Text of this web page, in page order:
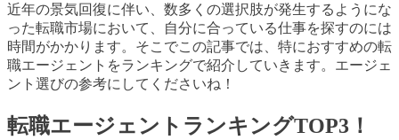
近年の景気回復に伴い、数多くの選択肢が発生するようにな
った転職市場において、自分に合っている仕事を探すのには
時間がかかります。そこでこの記事では、特におすすめの転
職エージェントをランキングで紹介していきます。エージェ
ント選びの参考にしてくださいね！
転職エージェントランキングTOP3！